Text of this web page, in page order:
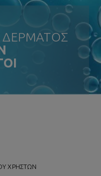
ΔΕΡΜΑΤΟΣ
ΧΡΗΣΤΩΝ